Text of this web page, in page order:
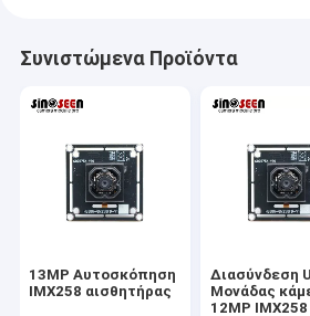
Συνιστώμενα Προϊόντα
13MP Αυτοσκόπηση
IMX258 αισθητήρας
Διασύνδεση
Μονάδας
12MP IMX258